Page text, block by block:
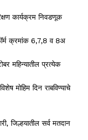
कार्यक्रम निवडणूक
फॉर्म क्रमांक 6,7,8 व 8अ
महिन्यातील प्रत्येक
मोहिम दिन राबविण्याचे
जिल्हयातील सर्व मतदान